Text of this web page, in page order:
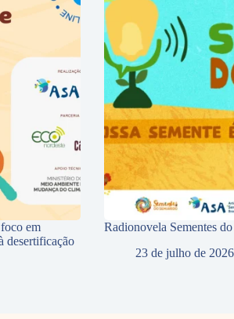
em
desertificação
Radionovela Sementes
23 de julho de 2026